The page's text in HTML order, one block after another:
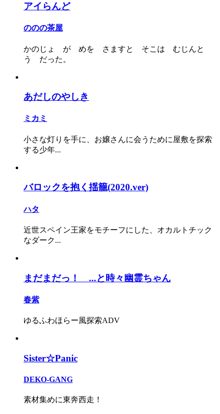
アイらんど
ののの茶屋
かのじょ が めを さますと そこは むじんと
う だった。
あだしのやしき
ミカミ
小さな灯りを手に、お嬢さんに会うために屋敷を探索
する少年...
バロックを抱く揺籠(2020.ver)
ハタ
近世スペイン王家をモチーフにした、オカルトチック
なダーク...
まだまだっ！ ...と時々幽霊ちゃん
春紫
ゆるふわほらー風探索ADV
Sister☆Panic
DEKO-GANG
素材集めに東奔西走！